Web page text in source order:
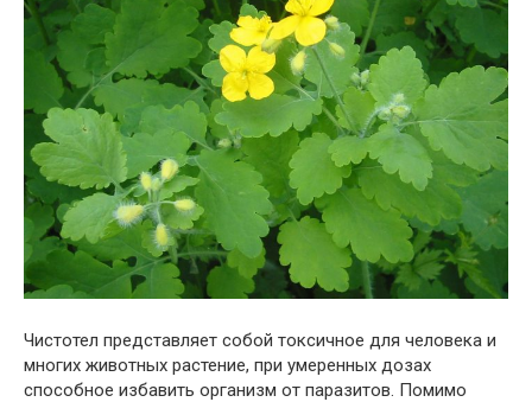
Чистотел представляет собой токсичное для человека и
многих животных растение, при умеренных дозах
способное избавить организм от паразитов. Помимо